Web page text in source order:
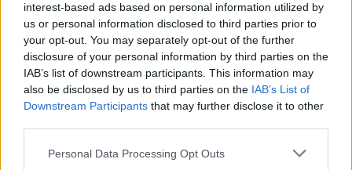
interest-based ads based on personal information utilized by
us or personal information disclosed to third parties prior to
your opt-out. You may separately opt-out of the further
disclosure of your personal information by third parties on the
IAB’s list of downstream participants. This information may
also be disclosed by us to third parties on the IAB’s List of
Downstream Participants that may further disclose it to other
Personal Data Processing Opt Outs
5)Un solo stop. «Il pallone dovrà essere
giocato dopo che il raggruppamento
penetrante (drive maul) è stato giudicato
arrestato una solo volta (uno stop) e non due».
6)Lancio storto. «Possibilità di giocare anche
l'allineamento è irreprensibile, favorendo la